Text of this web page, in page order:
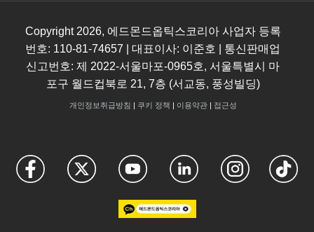
Copyright 2026, 에드몬드옵틱스코리아 사업자 등록
번호: 110-81-74657 | 대표이사: 이준호 | 통신판매업
신고번호: 제 2022-서울마포-0965호, 서울특별시 마
포구 월드컵북로 21, 7층 (서교동, 풍성빌딩)
개인정보취급방침 | 쿠키 정책 | 이용약관| 접근성